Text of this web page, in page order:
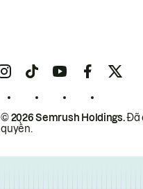
© 2026 Semrush Holdings.Đã
quyền.